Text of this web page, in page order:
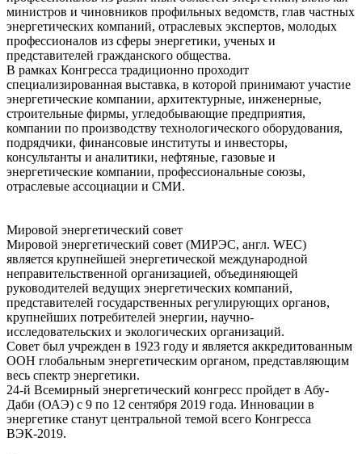
министров и чиновников профильных ведомств, глав частных
энергетических компаний, отраслевых экспертов, молодых
профессионалов из сферы энергетики, ученых и
представителей гражданского общества.
В рамках Конгресса традиционно проходит
специализированная выставка, в которой принимают участие
энергетические компании, архитектурные, инженерные,
строительные фирмы, угледобывающие предприятия,
компании по производству технологического оборудования,
подрядчики, финансовые институты и инвесторы,
консультанты и аналитики, нефтяные, газовые и
энергетические компании, профессиональные союзы,
отраслевые ассоциации и СМИ.
Мировой энергетический совет
Мировой энергетический совет (МИРЭС, англ. WEC)
является крупнейшей энергетической международной
неправительственной организацией, объединяющей
руководителей ведущих энергетических компаний,
представителей государственных регулирующих органов,
крупнейших потребителей энергии, научно-
исследовательских и экологических организаций.
Совет был учрежден в 1923 году и является аккредитованным
ООН глобальным энергетическим органом, представляющим
весь спектр энергетики.
24-й Всемирный энергетический конгресс пройдет в Абу-
Даби (ОАЭ) с 9 по 12 сентября 2019 года. Инновации в
энергетике станут центральной темой всего Конгресса
ВЭК-2019.